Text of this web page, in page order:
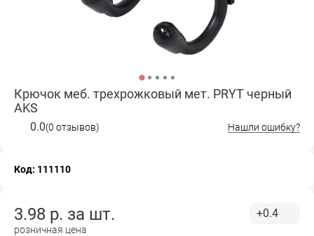
Крючок меб. трехрожковый мет. PRYT черный
AKS
0.0(0 отзывов) Нашли ошибку?
Код: 111110
3.98 р. за шт.
розничная цена
+0.4